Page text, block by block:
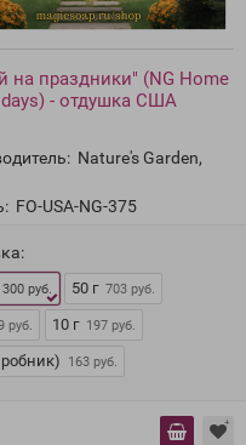
на праздники" (NG Home
- отдушка США
Nature's Garden,
FO-USA-NG-375
300 руб. 50 г 703 руб.
руб. 10 г 197 руб.
163 руб.